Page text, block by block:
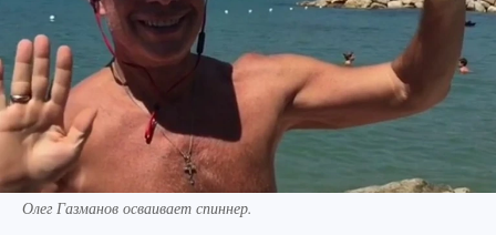
Олег Газманов осваивает спиннер.